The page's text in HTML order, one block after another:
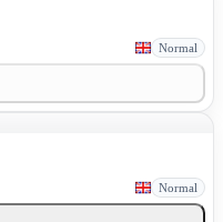
Normal
Normal